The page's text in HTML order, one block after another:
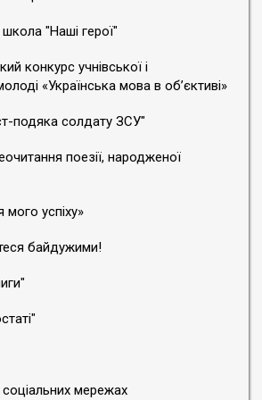
школа "Наші герої"
конкурс учнівської і
«Українська мова в об’єктиві»
подяка солдату ЗСУ"
поезії, народженої
мого успіху»
байдужими!
мережах